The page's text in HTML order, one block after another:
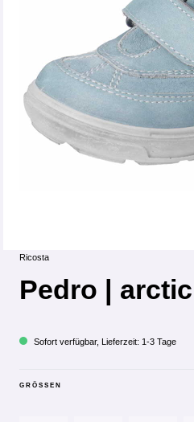
Ricosta
Pedro | arctic
Sofort verfügbar, Lieferzeit: 1-3 Tage
GRÖSSEN